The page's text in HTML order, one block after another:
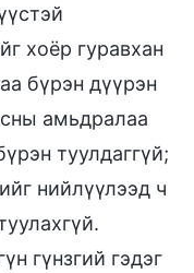
хоёр гуравхан
бүрэн дүүрэн
амьдралаа
туулдаггүй;
нийлүүлээд ч
гүнзгий гэдэг